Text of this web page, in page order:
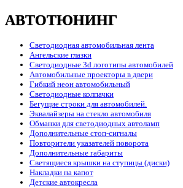
АВТОТЮНИНГ
Светодиодная автомобильная лента
Ангельские глазки
Светодиодные 3d логотипы автомобилей
Автомобильные проекторы в двери
Гибкий неон автомобильный
Светодиодные колпачки
Бегущие строки для автомобилей.
Эквалайзеры на стекло автомобиля
Обманки для светодиодных автоламп
Дополнительные стоп-сигналы
Повторители указателей поворота
Дополнительные габариты
Светящиеся крышки на ступицы (диски)
Накладки на капот
Детские автокресла